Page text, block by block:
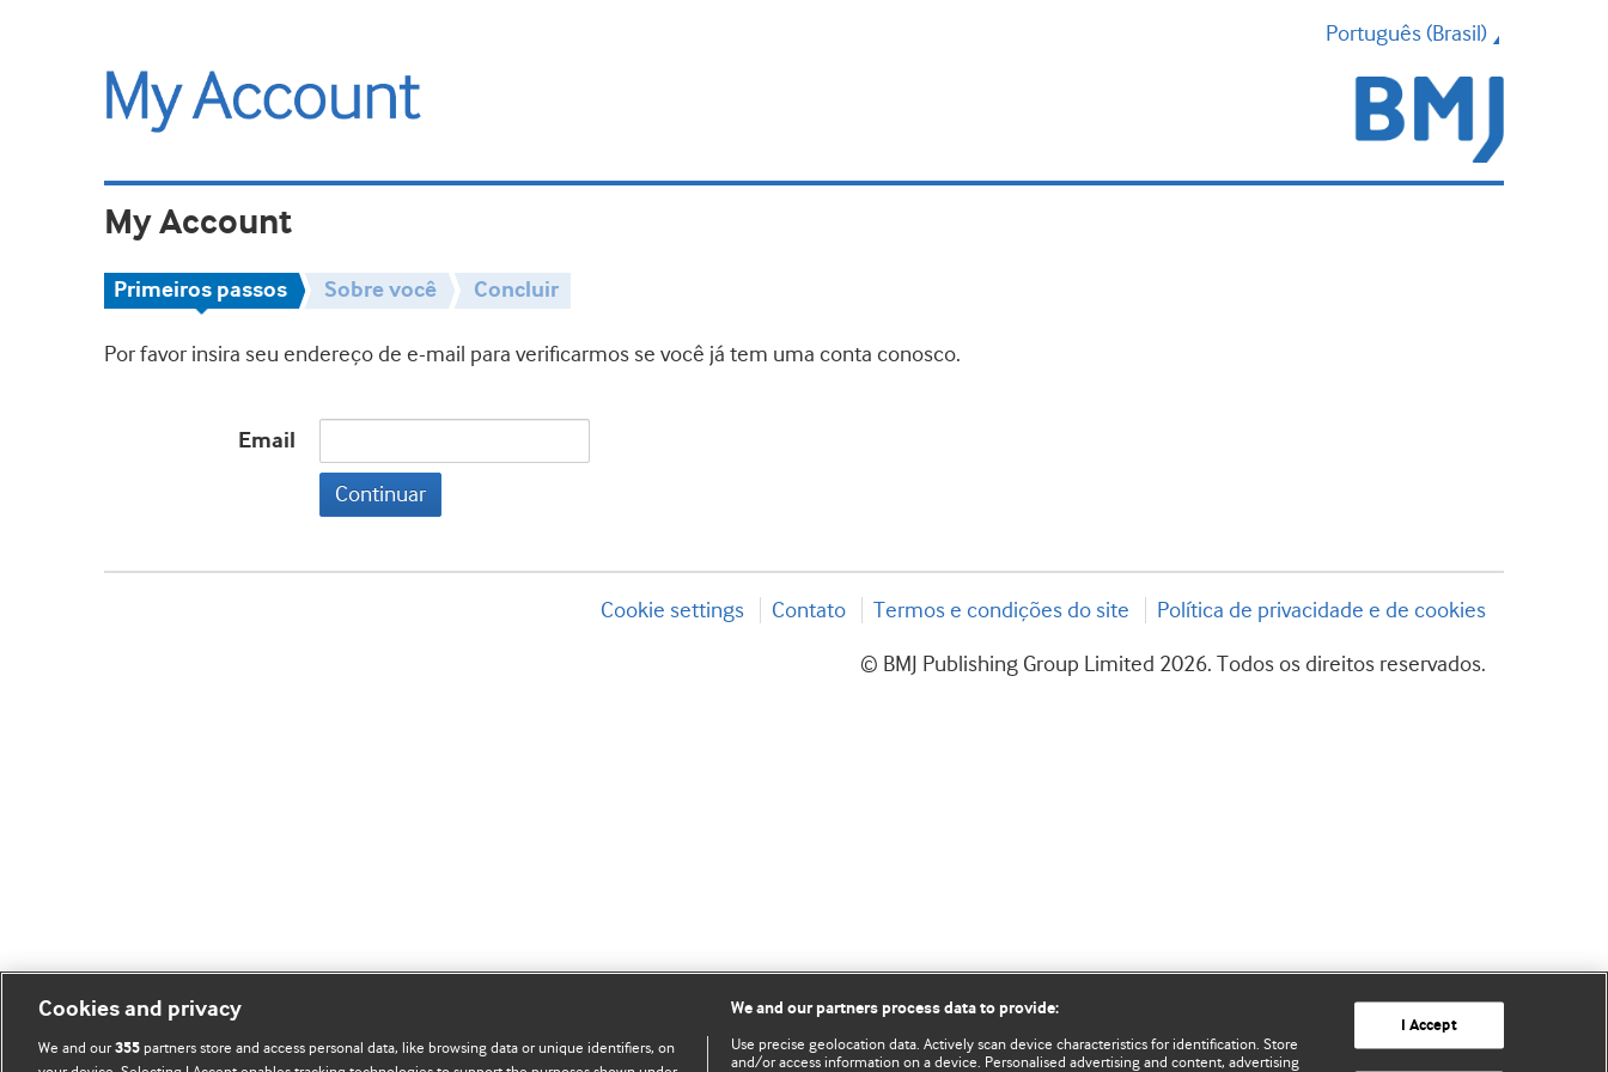
Português (Brasil)
My Account
Primeiros passos Sobre você Concluir
Por favor insira seu endereço de e-mail para verificarmos se você já tem uma conta conosco.
Email
Continuar
Cookie settings Contato Termos e condições do site Política de privacidade e de cookies
© BMJ Publishing Group Limited 2026. Todos os direitos reservados.
Cookies and privacy
We and our355 partners store and access personal data, like browsing data or unique identifiers, on
We and our partners process data to provide:
Use precise geolocation data. Actively scan device characteristics for identification. Store
and/or access information on a device. Personalised advertising and content, advertising
I Accept